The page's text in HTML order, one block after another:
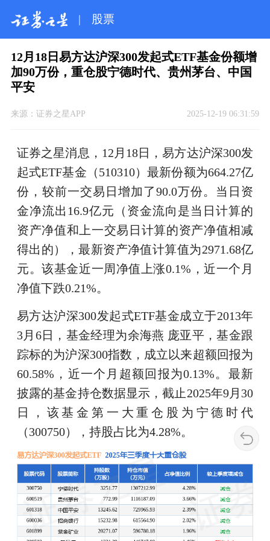
| 股票
12月18日易方达沪深300发起式ETF基金份额增
加90万份，重仓股宁德时代、贵州茅台、中国
平安
来源： 证券之星APP 2025-12-19 06:31:59
证券之星消息，12月18日，易方达沪深300发
起式ETF基金（510310）最新份额为664.27亿
份，较前一交易日增加了90.0万份。当日资
金净流出16.9亿元（资金流向是当日计算的
资产净值和上一交易日计算的资产净值相减
得出的），最新资产净值计算值为2971.68亿
元。该基金近一周净值上涨0.1%，近一个月
净值下跌0.21%。
易方达沪深300发起式ETF基金成立于2013年
3月6日，基金经理为余海燕 庞亚平，基金跟
踪标的为沪深300指数，成立以来超额回报为
60.58%，近一个月超额回报为0.13%。最新
披露的基金持仓数据显示，截止2025年9月30
日，该基金第一大重仓股为宁德时代
（300750），持股占比为4.28%。